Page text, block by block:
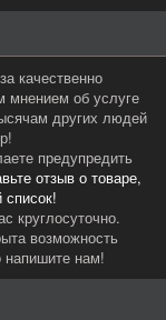
качественно
мнением об услуге
других людей
предупредить
отзыв о товаре,
круглосуточно.
возможность
нам!